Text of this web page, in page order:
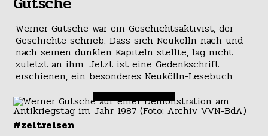
Werner Gutsche war ein Geschichtsaktivist, der
Geschichte schrieb. Dass sich Neukölln nach und
nach seinen dunklen Kapiteln stellte, lag nicht
zuletzt an ihm. Jetzt ist eine Gedenkschrift
erschienen, ein besonderes Neukölln-Lesebuch.
#zeitreisen